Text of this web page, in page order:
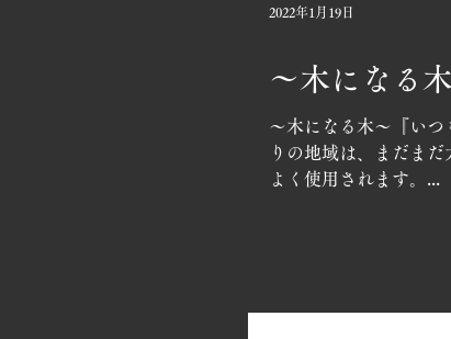
〜木になる
〜木になる木〜『いつ
りの地域は、まだま
よく使用されます。...
2022年1月19日